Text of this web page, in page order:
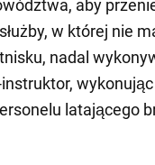
aby
w której nie
nadal
latającego